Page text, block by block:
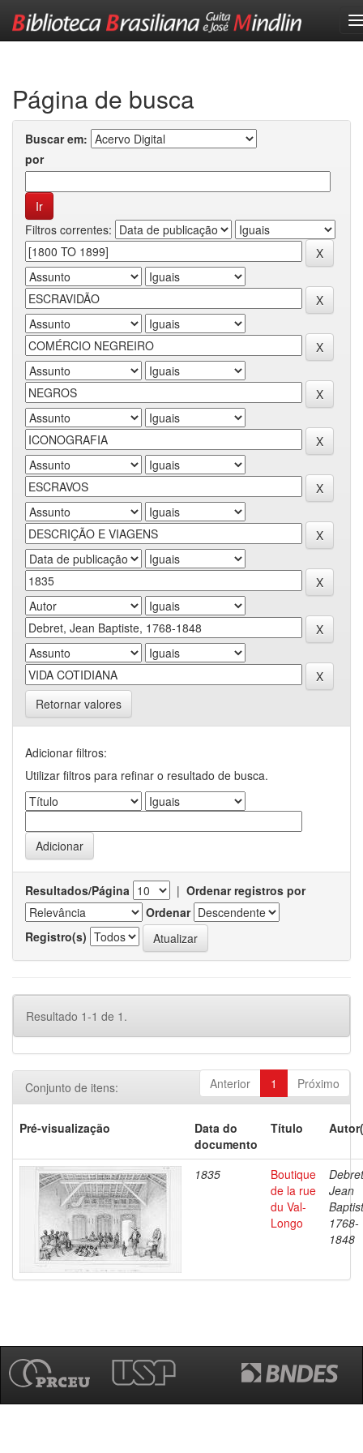
Página de busca
Buscar em:
por
Filtros correntes:
Retornar valores
Adicionar filtros:
Utilizar filtros para refinar o resultado de busca.
Resultados/Página | Ordenar registros por
Ordenar
Registro(s)
Resultado 1-1 de 1.
Anterior 1 Próximo
Conjunto de itens:
Pré-visualização
Data do
documento
Título
1835
Boutique
de la rue
du Val-
Longo
Jean
1768-
1848